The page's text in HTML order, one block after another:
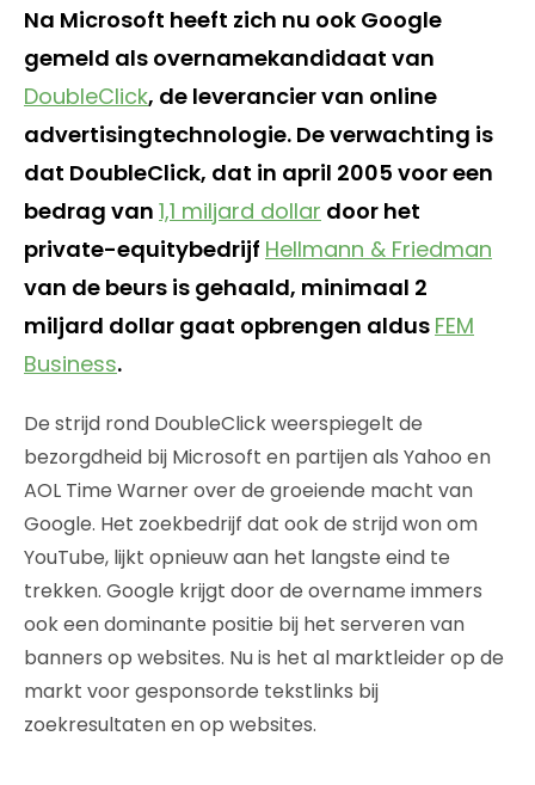
Na Microsoft heeft zich nu ook Google
gemeld als overnamekandidaat van
DoubleClick, de leverancier van online
advertisingtechnologie. De verwachting is
dat DoubleClick, dat in april 2005 voor een
bedrag van 1,1 miljard dollar door het
private-equitybedrijf Hellmann & Friedman
van de beurs is gehaald, minimaal 2
miljard dollar gaat opbrengen aldus FEM
Business.
De strijd rond DoubleClick weerspiegelt de
bezorgdheid bij Microsoft en partijen als Yahoo en
AOL Time Warner over de groeiende macht van
Google. Het zoekbedrijf dat ook de strijd won om
YouTube, lijkt opnieuw aan het langste eind te
trekken. Google krijgt door de overname immers
ook een dominante positie bij het serveren van
banners op websites. Nu is het al marktleider op de
markt voor gesponsorde tekstlinks bij
zoekresultaten en op websites.